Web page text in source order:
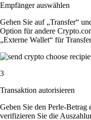
Empfänger auswählen
Gehen Sie auf „Transfer“
Option für andere
„Externe Wallet“ für
3
Transaktion autorisieren
Geben Sie den Perle-
verifizieren Sie die